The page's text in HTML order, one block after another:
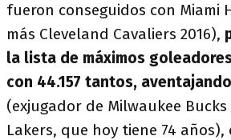
fueron conseguidos con Miami
más Cleveland Cavaliers 2016),
la lista de máximos
con 44.157 tantos,
(exjugador de Milwaukee Bucks
Lakers, que hoy tiene 74 años),